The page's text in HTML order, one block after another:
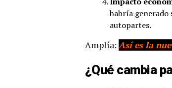
habría generado
autopartes.
Amplía: Así es la
¿Qué cambia